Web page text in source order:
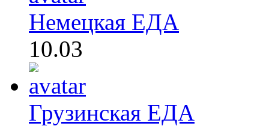
Немецкая ЕДА
10.03
Грузинская ЕДА